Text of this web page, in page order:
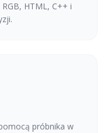
HTML, C++ i
próbnika w